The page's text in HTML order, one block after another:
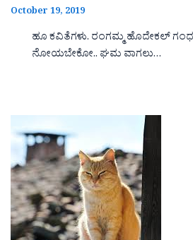
October 19, 2019
ಹೂ ಕವಿತೆಗಳು. ರಂಗಮ್ಮ ಹೊದೇಕಲ್
ನೋಯಬೇಕೋ.. ಘಮ ವಾಗಲು…